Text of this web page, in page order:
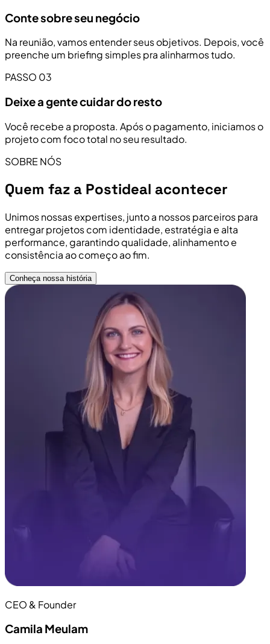
Conte sobre seu negócio
Na reunião, vamos entender seus objetivos. Depois, você
preenche um briefing simples pra alinharmos tudo.
PASSO 03
Deixe a gente cuidar do resto
Você recebe a proposta. Após o pagamento, iniciamos o
projeto com foco total no seu resultado.
SOBRE NÓS
Quem faz a Postideal acontecer
Unimos nossas expertises, junto a nossos parceiros para
entregar projetos com identidade, estratégia e alta
performance, garantindo qualidade, alinhamento e
consistência ao começo ao fim.
Conheça nossa história
CEO & Founder
Camila Meulam